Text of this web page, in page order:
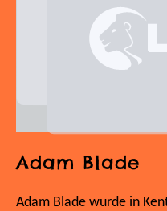
Adam Blade
Adam Blade wurde in